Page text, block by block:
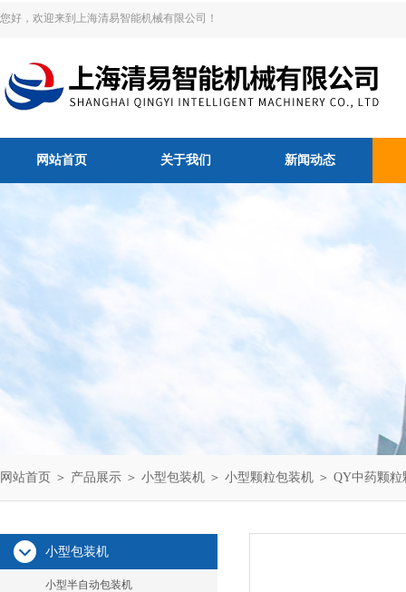
您好，欢迎来到上海清易智能机械有限公司！
网站首页 关于我们 新闻动态
网站首页 ＞ 产品展示 ＞ 小型包装机 ＞ 小型颗粒包装机 ＞ QY中药颗
小型包装机
小型半自动包装机